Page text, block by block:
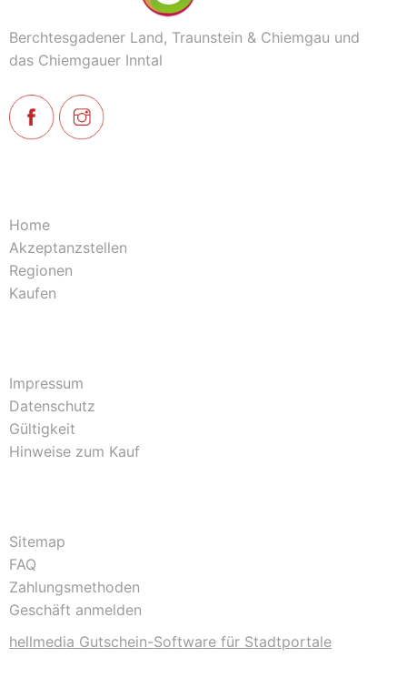
Berchtesgadener Land, Traunstein & Chiemgau und
das Chiemgauer Inntal
Home
Akzeptanzstellen
Regionen
Kaufen
Impressum
Datenschutz
Gültigkeit
Hinweise zum Kauf
Sitemap
FAQ
Zahlungsmethoden
Geschäft anmelden
hellmedia Gutschein-Software für Stadtportale